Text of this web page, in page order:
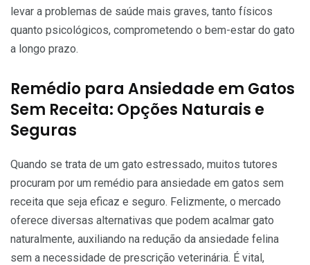
levar a problemas de saúde mais graves, tanto físicos
quanto psicológicos, comprometendo o bem-estar do gato
a longo prazo.
Remédio para Ansiedade em Gatos
Sem Receita: Opções Naturais e
Seguras
Quando se trata de um gato estressado, muitos tutores
procuram por um remédio para ansiedade em gatos sem
receita que seja eficaz e seguro. Felizmente, o mercado
oferece diversas alternativas que podem acalmar gato
naturalmente, auxiliando na redução da ansiedade felina
sem a necessidade de prescrição veterinária. É vital,